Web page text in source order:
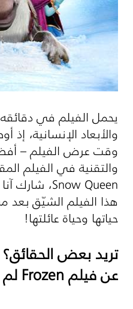
يحمل الفيلم في
والأبعاد الإنسانية،
وقت عرض الفيلم – أفضل
والتقنية في الفيلم
Snow Queen، شارك
هذا الفيلم الشيّق
حياتها وحياة عائلتها!
تريد بعض
عن فيلمFrozen